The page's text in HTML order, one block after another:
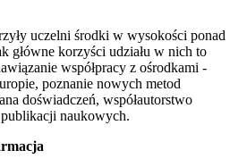
uczelni środki w wysokości ponad
główne korzyści udziału w nich to
współpracy z ośrodkami -
poznanie nowych metod
doświadczeń, współautorstwo
naukowych.